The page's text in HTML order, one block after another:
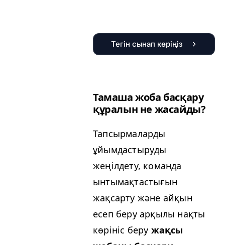
Тегін сынап көріңіз
Тамаша жоба басқару
құралын не жасайды?
Тапсырмаларды
ұйымдастыруды
жеңілдету, команда
ынтымақтастығын
жақсарту және айқын
есеп беру арқылы нақты
көрініс беру жақсы